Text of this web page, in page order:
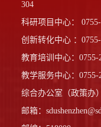
304
科研项目中心：
创新转化中心 ：
教育培训中心：0755-
教学服务中心：0755-
综合办公室（政策办
邮箱：